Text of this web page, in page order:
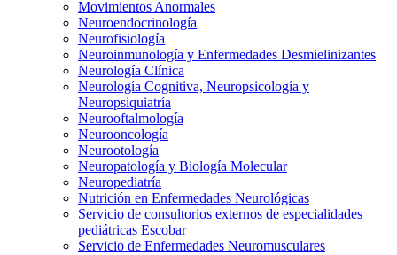
Movimientos Anormales
Neuroendocrinología
Neurofisiología
Neuroinmunología y Enfermedades Desmielinizantes
Neurología Clínica
Neurología Cognitiva, Neuropsicología y
Neuropsiquiatría
Neurooftalmología
Neurooncología
Neurootología
Neuropatología y Biología Molecular
Neuropediatría
Nutrición en Enfermedades Neurológicas
Servicio de consultorios externos de especialidades
pediátricas Escobar
Servicio de Enfermedades Neuromusculares